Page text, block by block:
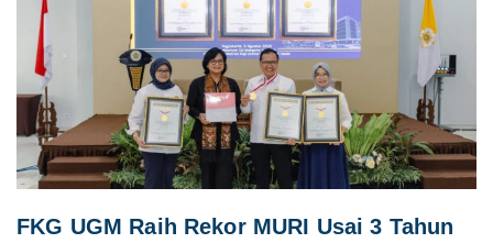
FKG UGM Raih Rekor MURI Usai 3 Tahun